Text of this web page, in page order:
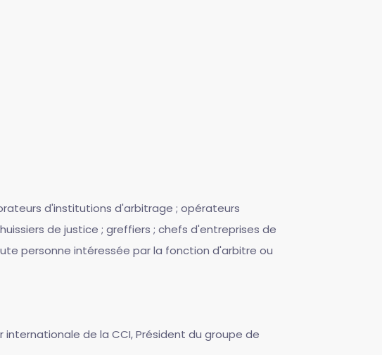
d'institutions d'arbitrage ; opérateurs
de justice ; greffiers ; chefs d'entreprises de
personne intéressée par la fonction d'arbitre ou
internationale de la CCI, Président du groupe de